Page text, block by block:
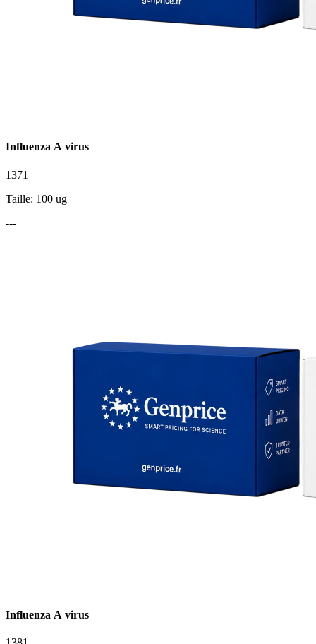
Influenza A virus
1371
Taille: 100 ug
---
Influenza A virus